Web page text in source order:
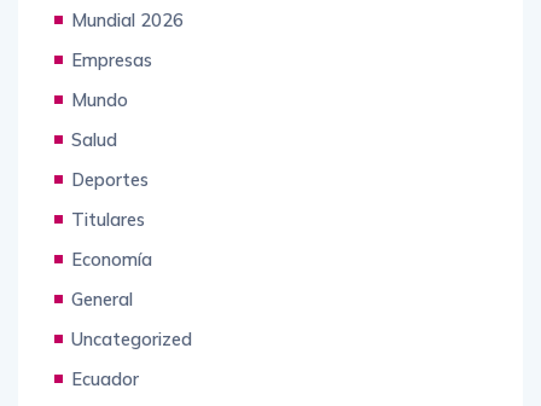
Mundial 2026
Empresas
Mundo
Salud
Deportes
Titulares
Economía
General
Uncategorized
Ecuador